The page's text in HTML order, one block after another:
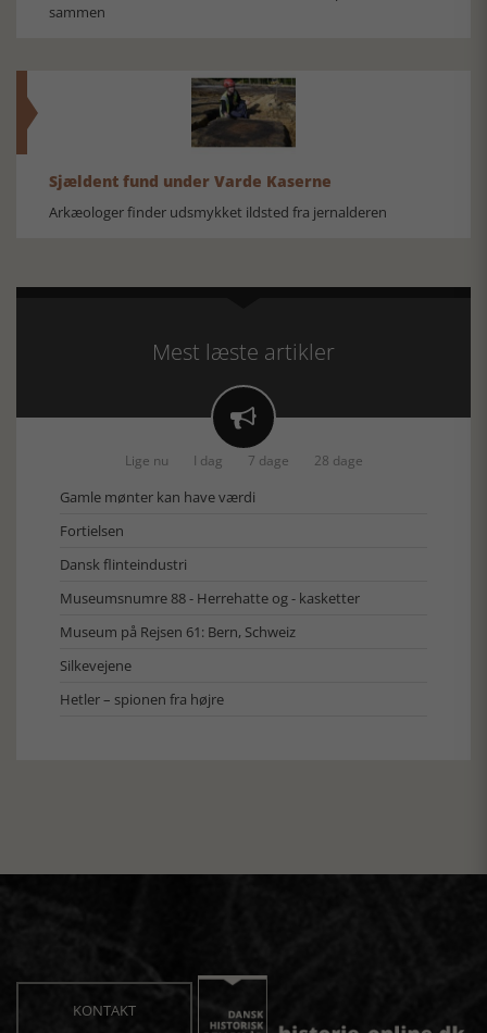
sammen
Sjældent fund under Varde Kaserne
Arkæologer finder udsmykket ildsted fra jernalderen
Mest læste artikler

Lige nu I dag 7 dage 28 dage
Gamle mønter kan have værdi
Fortielsen
Dansk flinteindustri
Museumsnumre 88 - Herrehatte og - kasketter
Museum på Rejsen 61: Bern, Schweiz
Silkevejene
Hetler – spionen fra højre
KONTAKT